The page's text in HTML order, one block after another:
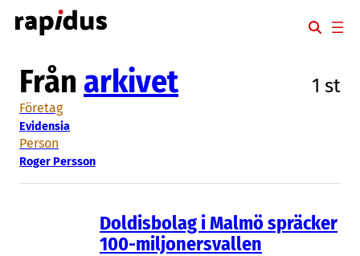
Hoppa
till
Från arkivet 1 st
Företag
Evidensia
Person
Roger Persson
Doldisbolag i Malmö spräcker
100-miljonersvallen